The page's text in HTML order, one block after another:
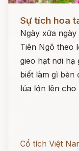
Sự tích hoa
Ngày xửa
Tiên Ngô theo
gieo hạt nơi hạ
biết làm gì bèn
lúa lớn lên cho
Cổ tích Việt